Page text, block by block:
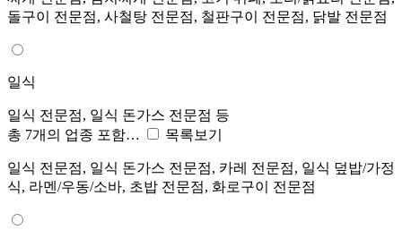
돌구이 전문점, 사철탕 전문점, 철판구이 전문점, 닭발 전문점
일식
일식 전문점, 일식 돈가스 전문점 등
총 7개의 업종 포함…
목록보기
일식 전문점, 일식 돈가스 전문점, 카레 전문점, 일식 덮밥/가정
식, 라멘/우동/소바, 초밥 전문점, 화로구이 전문점